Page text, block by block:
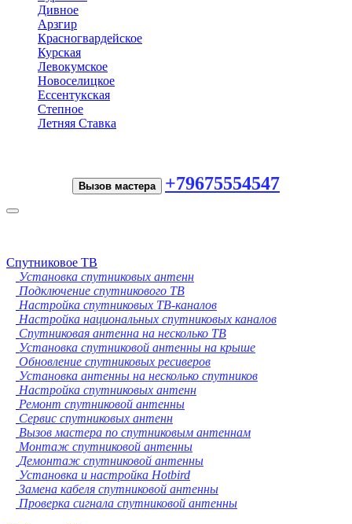
Дивное
Арзгир
Красногвардейское
Курская
Левокумское
Новоселицкое
Ессентукская
Степное
Летняя Ставка
Вызов мастера +79675554547
Toggle
Спутниковое ТВ
Установка спутниковых антенн
Подключение спутникового ТВ
Настройка спутниковых ТВ-каналов
Настройка национальных спутниковых каналов
Спутниковая антенна на несколько ТВ
Установка спутниковой антенны на крыше
Обновление спутниковых ресиверов
Установка антенны на несколько спутников
Настройка спутниковых антенн
Ремонт спутниковой антенны
Сервис спутниковых антенн
Вызов мастера по спутниковым антеннам
Монтаж спутниковой антенны
Демонтаж спутниковой антенны
Установка и настройка Hotbird
Замена кабеля спутниковой антенны
Проверка сигнала спутниковой антенны